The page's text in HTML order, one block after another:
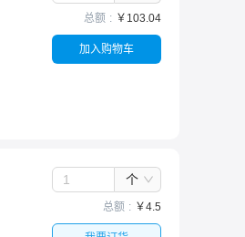
总额 ￥ 103.04
加入购物车
个
总额 ￥4.5